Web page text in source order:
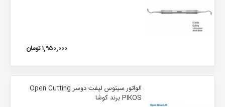
۱,۹۵۰,۰۰۰ تومان
الواتور سینوس لیفت دوسر Open Cutting
PIKOS برند کوشا